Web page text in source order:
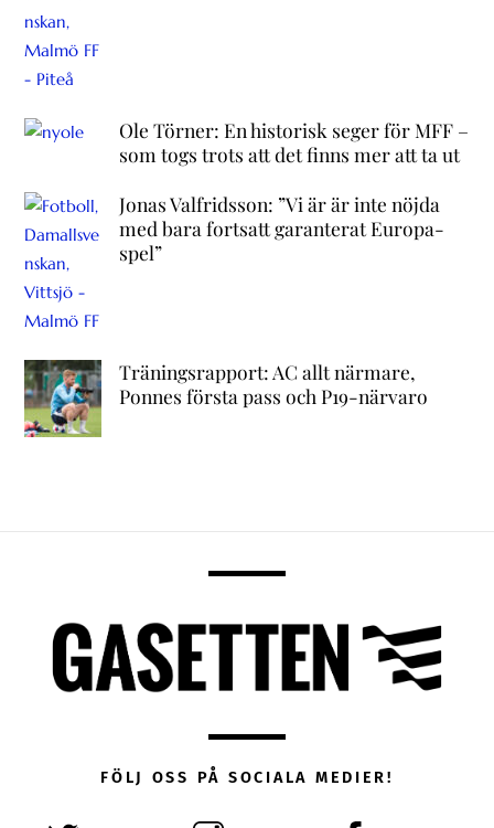
Ole Törner: En historisk seger för MFF –
som togs trots att det finns mer att ta ut
Jonas Valfridsson: ”Vi är är inte nöjda
med bara fortsatt garanterat Europa-
spel”
Träningsrapport: AC allt närmare,
Ponnes första pass och P19-närvaro
FÖLJ OSS PÅ SOCIALA MEDIER!